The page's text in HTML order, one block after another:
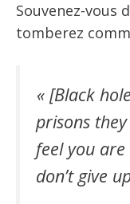
Souvenez-vous
tomberez
« [Black
prisons
feel you
don’t give